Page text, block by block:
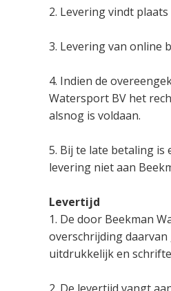
2. Levering vindt
3. Levering van online
4. Indien de
Watersport BV het
alsnog is voldaan.
5. Bij te late betaling is
levering niet aan
Levertijd
1. De door Beekman
overschrijding
uitdrukkelijk en